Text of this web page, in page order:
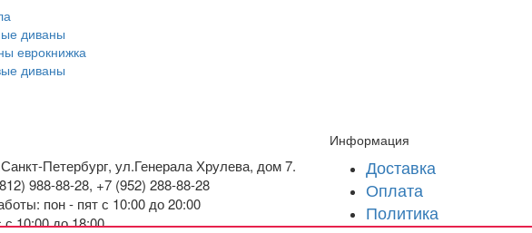
диваны
еврокнижка
диваны
Петербург, ул.Генерала Хрулева, дом 7.
988-88-28, +7 (952) 288-88-28
пон - пят с 10:00 до 20:00
с 10:00 до 18:00
Информация
Доставка
Оплата
Политика